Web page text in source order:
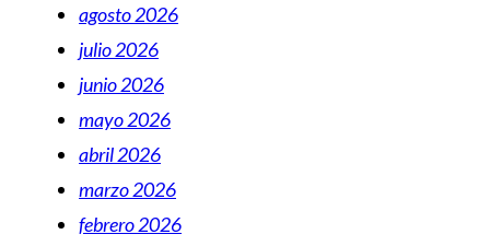
agosto 2026
julio 2026
junio 2026
mayo 2026
abril 2026
marzo 2026
febrero 2026